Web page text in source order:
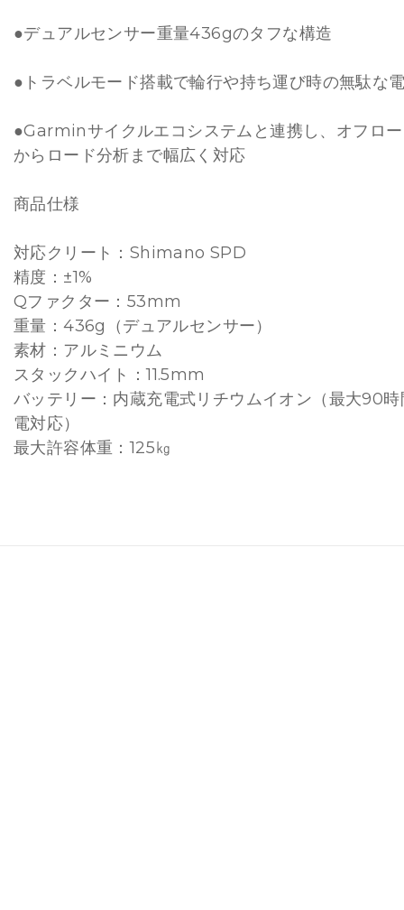
●デュアルセンサー重量436gのタフな構造
●トラベルモード搭載で輪行や持ち運び時の無駄な
●Garminサイクルエコシステムと連携し、オフロ
からロード分析まで幅広く対応
商品仕様
対応クリート：Shimano SPD
精度：±1%
Qファクター：53mm
重量：436g（デュアルセンサー）
素材：アルミニウム
スタックハイト：11.5mm
バッテリー：内蔵充電式リチウムイオン（最大90
電対応）
最大許容体重：125㎏